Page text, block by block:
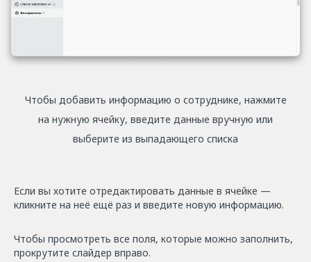
Чтобы добавить информацию о сотруднике, нажмите
на нужную ячейку, введите данные вручную или
выберите из выпадающего списка
Если вы хотите отредактировать данные в ячейке —
кликните на неё ещё раз и введите новую информацию.
Чтобы просмотреть все поля, которые можно заполнить,
прокрутите слайдер вправо.